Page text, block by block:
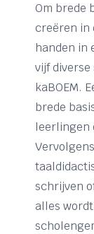
Om brede
creëren in
handen in
vijf
kaBOEM.
brede
leerlingen
schrijven
alles